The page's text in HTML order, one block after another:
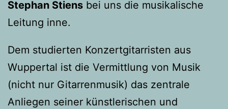
Stephan Stiens bei uns die musikalische
Leitung inne.
Dem studierten Konzertgitarristen aus
Wuppertal ist die Vermittlung von Musik
(nicht nur Gitarrenmusik) das zentrale
Anliegen seiner künstlerischen und